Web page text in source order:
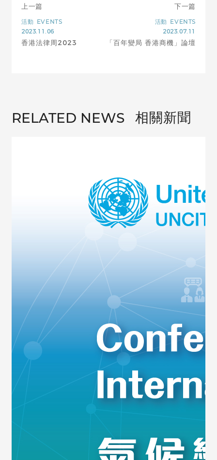
上一篇
活動 EVENTS
2023.11.06
香港法律周2023
下一篇
活動 EVENTS
2023.07.11
「百年變局 香港商機」論壇
RELATED NEWS 相關新聞